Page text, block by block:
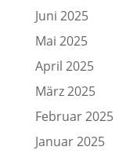
Juni 2025
Mai 2025
April 2025
März 2025
Februar 2025
Januar 2025